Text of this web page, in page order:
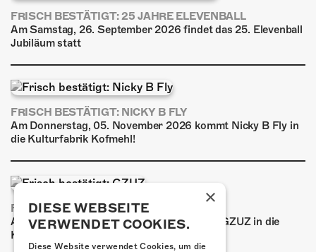
FRISCH BESTÄTIGT: 25 JAHRE ELEVENBALL
Am Samstag, 26. September 2026 findet das 25. Elevenball
Jubiläum statt
FRISCH BESTÄTIGT: NICKY B FLY
Am Donnerstag, 05. November 2026 kommt Nicky B Fly in
die Kulturfabrik Kofmehl!
FRISCH BESTÄTIGT: GZUZ
Am Donnerstag, 29. Oktober 2026 kommt GZUZ in die
Kulturfabrik Kofmehl!
×
DIESE WEBSEITE
VERWENDET COOKIES.
Diese Website verwendet Cookies, um die